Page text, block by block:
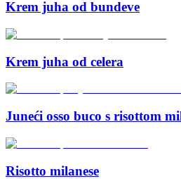
Krem juha od bundeve
Krem juha od celera
Juneći osso buco s risottom
Risotto milanese